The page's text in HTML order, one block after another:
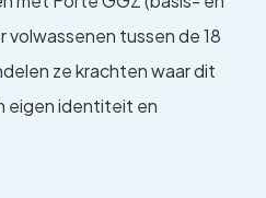
volwassenen tussen de 18
ze krachten waar dit
eigen identiteit en